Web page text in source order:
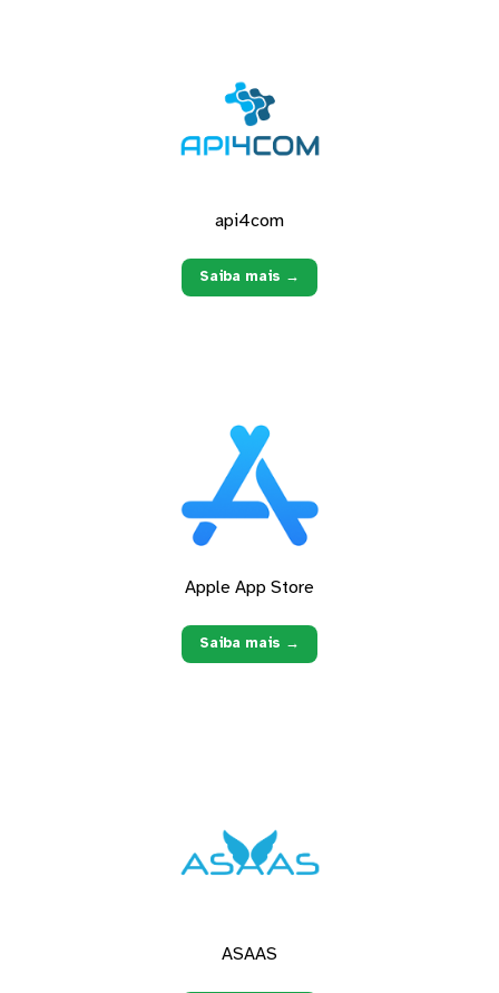
api4com
Saiba mais →
Apple App Store
Saiba mais →
ASAAS